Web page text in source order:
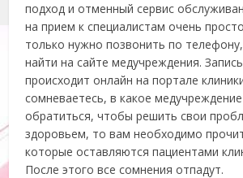
подход и отменный сервис
на прием к специалистам очень
только нужно позвонить по
найти на сайте медучреждения.
происходит онлайн на портале
сомневаетесь, в какое
обратиться, чтобы решить свои
здоровьем, то вам необходимо
которые оставляются пациентами
После этого все сомнения отпадут.